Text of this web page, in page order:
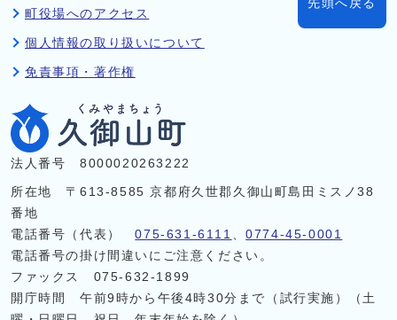
先頭へ戻る
町役場へのアクセス
個人情報の取り扱いについて
免責事項・著作権
法人番号 8000020263222
所在地 〒613-8585 京都府久世郡久御山町島田ミスノ38
番地
電話番号（代表）075-631-6111 、0774-45-0001
電話番号の掛け間違いにご注意ください。
ファックス 075-632-1899
開庁時間 午前9時から午後4時30分まで（試行実施）（土